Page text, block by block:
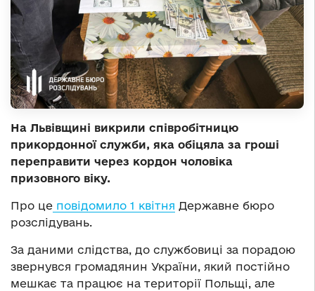
На Львівщині викрили співробітницю
прикордонної служби, яка обіцяла за гроші
переправити через кордон чоловіка
призовного віку.
Про це повідомило 1 квітня Державне бюро
розслідувань.
За даними слідства, до службовиці за порадою
звернувся громадянин України, який постійно
мешкає та працює на території Польщі, але